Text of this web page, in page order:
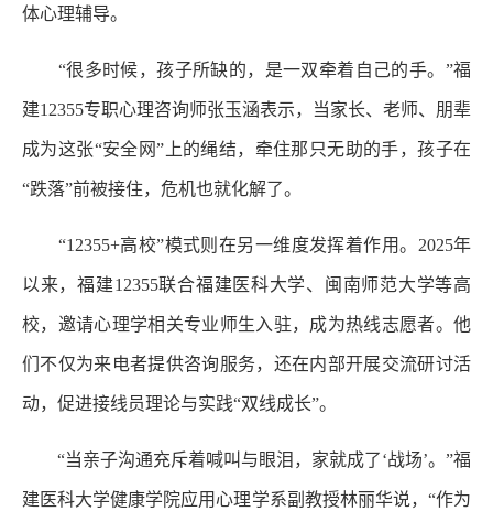
体心理辅导。
“很多时候，孩子所缺的，是一双牵着自己的手。”福
建12355专职心理咨询师张玉涵表示，当家长、老师、朋辈
成为这张“安全网”上的绳结，牵住那只无助的手，孩子在
“跌落”前被接住，危机也就化解了。
“12355+高校”模式则在另一维度发挥着作用。2025年
以来，福建12355联合福建医科大学、闽南师范大学等高
校，邀请心理学相关专业师生入驻，成为热线志愿者。他
们不仅为来电者提供咨询服务，还在内部开展交流研讨活
动，促进接线员理论与实践“双线成长”。
“当亲子沟通充斥着喊叫与眼泪，家就成了‘战场’。”福
建医科大学健康学院应用心理学系副教授林丽华说，“作为